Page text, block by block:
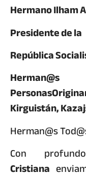
Hermano Ilham
Presidente de la
República
Kirguistán,
Herman@s
Con
Cristiana